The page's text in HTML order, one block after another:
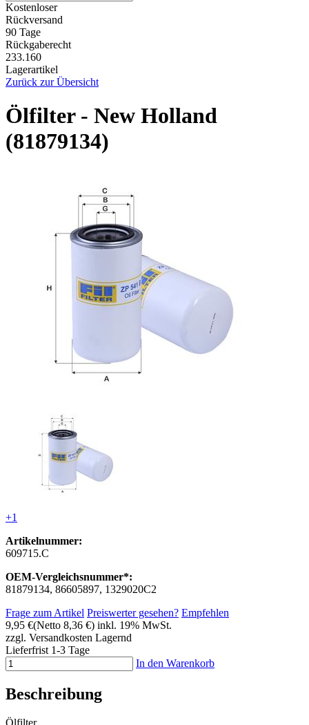
Kostenloser
Rückversand
90 Tage
Rückgaberecht
233.160
Lagerartikel
Zurück zur Übersicht
Ölfilter - New Holland
(81879134)
+1
Artikelnummer:
609715.C
OEM-Vergleichsnummer*:
81879134, 86605897, 1329020C2
Frage zum Artikel Preiswerter gesehen? Empfehlen
9,95 €(Netto 8,36 €) inkl. 19% MwSt.
zzgl. Versandkosten Lagernd
Lieferfrist 1-3 Tage
In den Warenkorb
Beschreibung